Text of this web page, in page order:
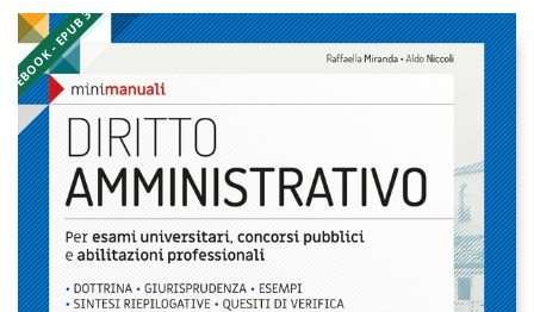
EBOOK - EPUB 3